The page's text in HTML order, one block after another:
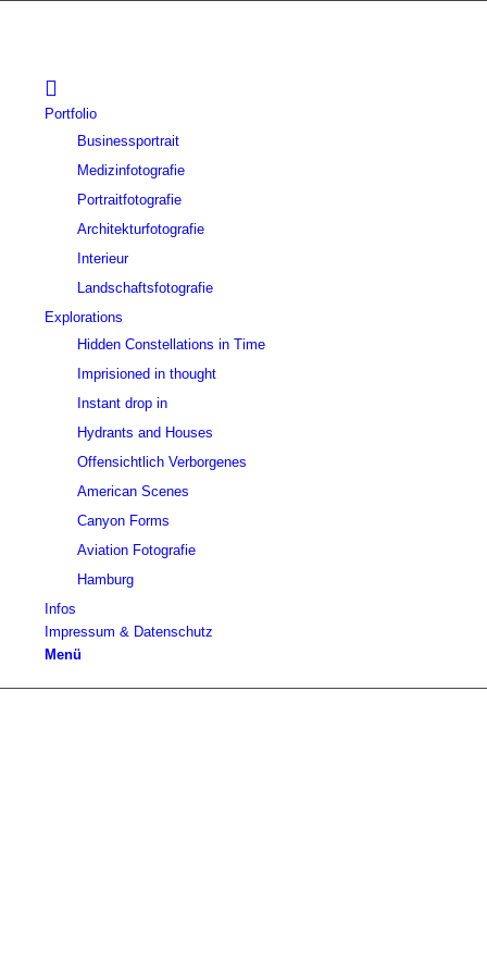
Portfolio
Businessportrait
Medizinfotografie
Portraitfotografie
Architekturfotografie
Interieur
Landschaftsfotografie
Explorations
Hidden Constellations in Time
Imprisioned in thought
Instant drop in
Hydrants and Houses
Offensichtlich Verborgenes
American Scenes
Canyon Forms
Aviation Fotografie
Hamburg
Infos
Impressum & Datenschutz
Menü